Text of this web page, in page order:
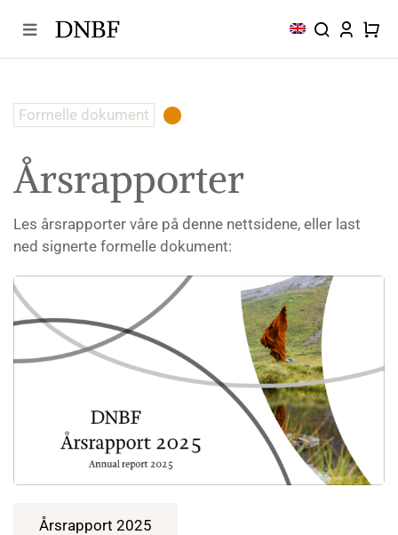
content
Formelle dokument
Årsrapporter
Les årsrapporter våre på denne nettsidene, eller last
ned signerte formelle dokument:
Årsrapport 2025